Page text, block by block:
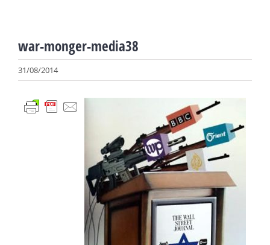
war-monger-media38
31/08/2014